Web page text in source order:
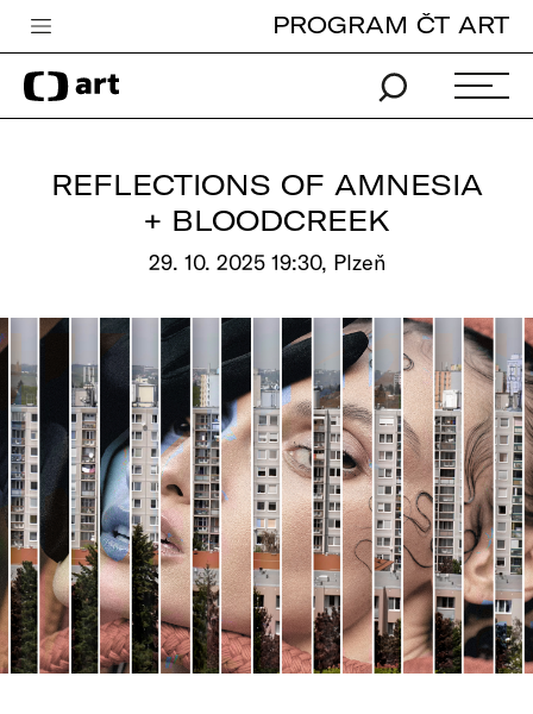
Česká televize
Zpravodajství
Vše o ČT
PROGRAM ČT ART
REFLECTIONS OF AMNESIA
+ BLOODCREEK
29. 10. 2025 19:30, Plzeň